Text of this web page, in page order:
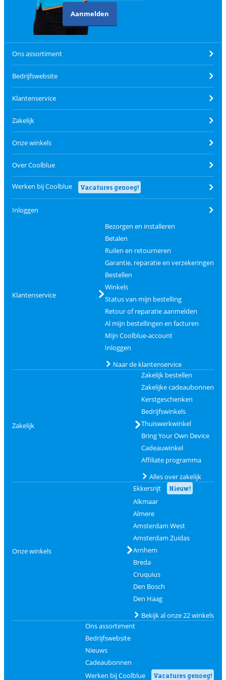
Aanmelden
Ons assortiment
Bedrijfswebsite
Klantenservice
Zakelijk
Onze winkels
Over Coolblue
Werken bij Coolblue Vacatures genoeg!
Inloggen
Klantenservice
Bezorgen en installeren
Betalen
Ruilen en retourneren
Garantie, reparatie en verzekeringen
Bestellen
Winkels
Status van mijn bestelling
Retour of reparatie aanmelden
Al mijn bestellingen en facturen
Mijn Coolblue-account
Inloggen
Naar de klantenservice
Zakelijk
Zakelijk bestellen
Zakelijke cadeaubonnen
Kerstgeschenken
Bedrijfswinkels
Thuiswerkwinkel
Bring Your Own Device
Cadeauwinkel
Affiliate programma
Alles over zakelijk
Onze winkels
Ekkersrijt Nieuw!
Alkmaar
Almere
Amsterdam West
Amsterdam Zuidas
Arnhem
Breda
Cruquius
Den Bosch
Den Haag
Bekijk al onze 22 winkels
Ons assortiment
Bedrijfswebsite
Nieuws
Cadeaubonnen
Werken bij Coolblue
Vacatures genoeg!